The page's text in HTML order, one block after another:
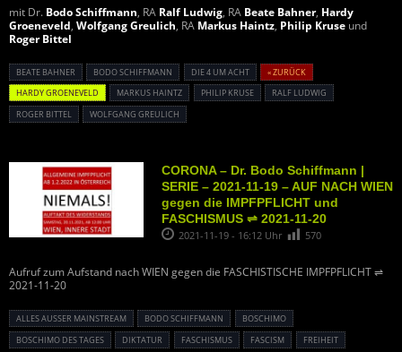
mit Dr. Bodo Schiffmann, RA Ralf Ludwig, RA Beate Bahner, Hardy
Groeneveld, Wolfgang Greulich, RA Markus Haintz, Philip Kruse und
Roger Bittel
BEATE BAHNER BODO SCHIFFMANN DIE 4 UM ACHT
« ZURÜCK
HARDY GROENEVELD
MARKUS HAINTZ PHILIP KRUSE
RALF LUDWIG
ROGER BITTEL
WOLFGANG GREULICH
CORONA – Dr. Bodo Schiffmann |
SERIE – 2021-11-19 – AUF NACH WIEN
gegen die IMPFPFLICHT und
FASCHISMUS ⇌ 2021-11-20
2021-11-19 - 16:12 Uhr 570
Aufruf zum Aufstand nach WIEN gegen die FASCHISTISCHE IMPFPFLICHT ⇌
2021-11-20
ALLES AUSSER MAINSTREAM BODO SCHIFFMANN
BOSCHIMO
BOSCHIMO DES TAGES
DIKTATUR FASCHISMUS FASCISM
FREIHEIT